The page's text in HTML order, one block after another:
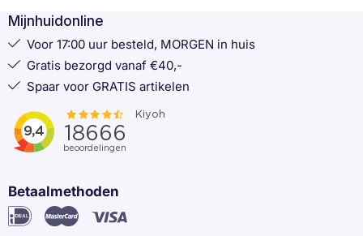
Mijnhuidonline
Voor 17:00 uur besteld, MORGEN in huis
Gratis bezorgd vanaf €40,-
Spaar voor GRATIS artikelen
Betaalmethoden